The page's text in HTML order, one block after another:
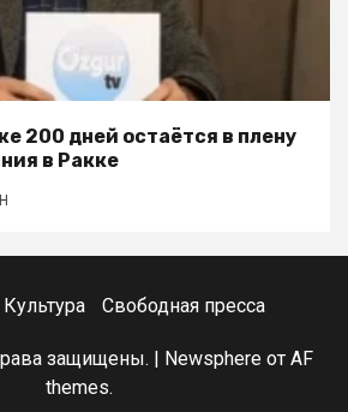
200 дней остаётся в плену
в Ракке
Культура Свободная пресса
защищены. | Newsphereот AF
themes.